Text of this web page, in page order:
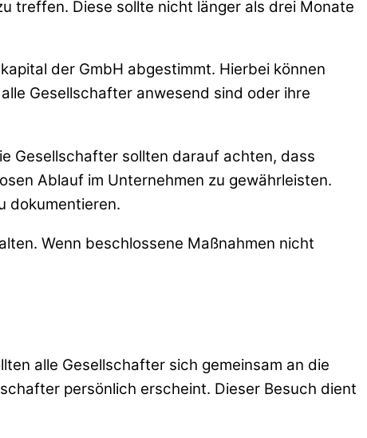
treffen. Diese sollte nicht länger als drei Monate
der GmbH abgestimmt. Hierbei können
Gesellschafter anwesend sind oder ihre
Gesellschafter sollten darauf achten, dass
Ablauf im Unternehmen zu gewährleisten.
dokumentieren.
Wenn beschlossene Maßnahmen nicht
alle Gesellschafter sich gemeinsam an die
persönlich erscheint. Dieser Besuch dient